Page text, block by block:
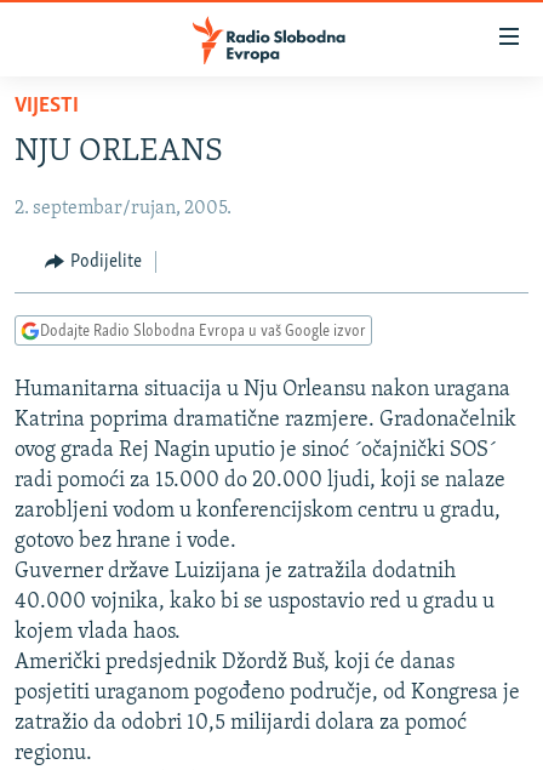
Pređite
glavni
Pređite
Pređite
pretragu
BOSNA I HERCEGOVINA
SRBIJA
KOSOVO
VIZUELNO
VIDEO
FOTOGALERIJE
INFOGRAFIKE
PODCASTI
RAT U UKRAJINI
KINA NA BALKANU
RSE PRIČE IZ SVIJETA
ISPRIČAJ MI
DNEVNO@RSE
SPECIJALI RSE
VIŠE OD NASLOVA
GENOCID U SREBRENICI
PRATITE NAS
VIJESTI
NJU ORLEANS
2. septembar/rujan, 2005.
Podijelite
Dodajte Radio Slobodna Evropa u vaš Google izvor
Humanitarna situacija u Nju Orleansu nakon uragana
Katrina poprima dramatične razmjere. Gradonačelnik
ovog grada Rej Nagin uputio je sinoć ´očajnički SOS´
radi pomoći za 15.000 do 20.000 ljudi, koji se nalaze
zarobljeni vodom u konferencijskom centru u gradu,
gotovo bez hrane i vode.
Guverner države Luizijana je zatražila dodatnih
40.000 vojnika, kako bi se uspostavio red u gradu u
kojem vlada haos.
Američki predsjednik Džordž Buš, koji će danas
posjetiti uraganom pogođeno područje, od Kongresa je
zatražio da odobri 10,5 milijardi dolara za pomoć
regionu.